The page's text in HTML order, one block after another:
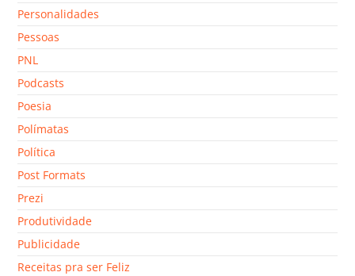
Personalidades
Pessoas
PNL
Podcasts
Poesia
Polímatas
Política
Post Formats
Prezi
Produtividade
Publicidade
Receitas pra ser Feliz